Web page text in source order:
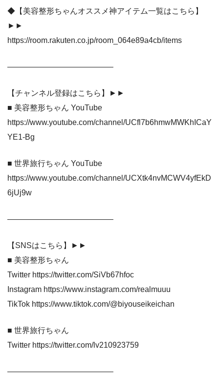
◆【美容整形ちゃんオススメ神アイテム一覧はこちら】
►►
https://room.rakuten.co.jp/room_064e89a4cb/items
—————————————–
【チャンネル登録はこちら】►►
■ 美容整形ちゃん YouTube
https://www.youtube.com/channel/UCfl7b6hmwMWKhICaY
YE1-Bg
■ 世界旅行ちゃん YouTube
https://www.youtube.com/channel/UCXtk4nvMCWV4yfEkD
6jUj9w
—————————————–
【SNSはこちら】►►
■ 美容整形ちゃん
Twitter https://twitter.com/SiVb67hfoc
Instagram https://www.instagram.com/realmuuu
TikTok https://www.tiktok.com/@biyouseikeichan
■ 世界旅行ちゃん
Twitter https://twitter.com/lv210923759
—————————————–